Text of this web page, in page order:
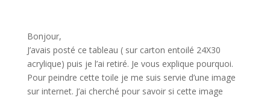
Bonjour,
J’avais posté ce tableau ( sur carton entoilé 24X30
acrylique) puis je l’ai retiré. Je vous explique pourquoi.
Pour peindre cette toile je me suis servie d’une image
sur internet. J’ai cherché pour savoir si cette image